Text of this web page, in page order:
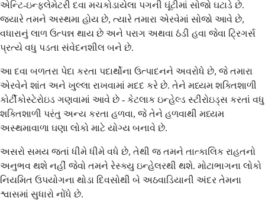
એન્ટિ-ઇન્ફ્લેમેટરી દવા મચકોડાયેલા પગની ઘૂંટીમાં સોજો ઘટાડે છે.
જ્યારે તમને અસ્થમા હોય છે, ત્યારે તમારા એરવેમાં સોજો આવે છે,
વધારાનું લાળ ઉત્પન્ન થાય છે અને પરાગ અથવા ઠંડી હવા જેવા ટ્રિગર્સ
પ્રત્યે વધુ પડતા સંવેદનશીલ બને છે.
આ દવા બળતરા પેદા કરતા પદાર્થોના ઉત્પાદનને અવરોધે છે, જે તમારા
એરવેને શાંત અને ખુલ્લા રાખવામાં મદદ કરે છે. તેને મધ્યમ શક્તિશાળી
કોર્ટીકોસ્ટેરોઇડ ગણવામાં આવે છે - કેટલાક ઇન્હેલ્ડ સ્ટીરોઇડ્સ કરતાં વધુ
શક્તિશાળી પરંતુ અન્ય કરતા હળવા, જે તેને હળવાથી મધ્યમ
અસ્થમાવાળા ઘણા લોકો માટે યોગ્ય બનાવે છે.
અસરો સમય જતાં ધીમે ધીમે વધે છે, તેથી જ તમને તાત્કાલિક રાહતનો
અનુભવ થશે નહીં જેવો તમને રેસ્ક્યુ ઇન્હેલરથી થશે. મોટાભાગના લોકો
નિયમિત ઉપયોગના થોડા દિવસોથી બે અઠવાડિયાની અંદર તેમના
શ્વાસમાં સુધારો નોંધે છે.